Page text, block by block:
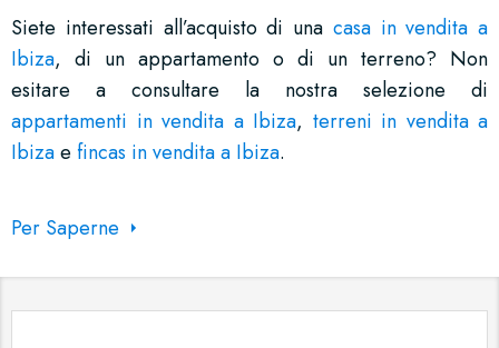
Siete interessati all’acquisto di una casa in vendita a
Ibiza, di un appartamento o di un terreno? Non
esitare a consultare la nostra selezione di
appartamenti in vendita a Ibiza, terreni in vendita a
Ibizae fincas in vendita a Ibiza.
Per Saperne